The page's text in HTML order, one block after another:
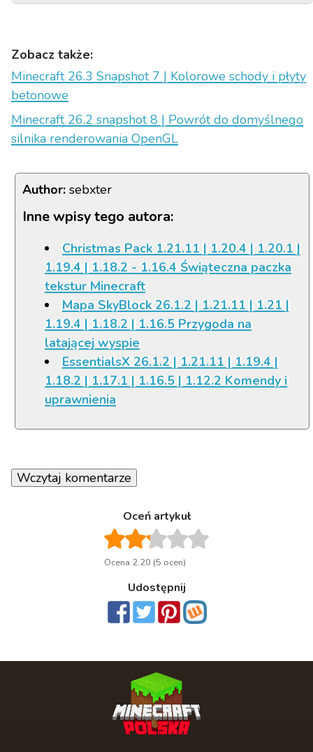
Zobacz także:
Minecraft 26.3 Snapshot 7 | Kolorowe schody i płyty
betonowe
Minecraft 26.2 snapshot 8 | Powrót do domyślnego
silnika renderowania OpenGL
Author: sebxter
Inne wpisy tego autora:
Christmas Pack 1.21.11 | 1.20.4 | 1.20.1 |
1.19.4 | 1.18.2 - 1.16.4 Świąteczna paczka
tekstur Minecraft
Mapa SkyBlock 26.1.2 | 1.21.11 | 1.21 |
1.19.4 | 1.18.2 | 1.16.5 Przygoda na
latającej wyspie
EssentialsX 26.1.2 | 1.21.11 | 1.19.4 |
1.18.2 | 1.17.1 | 1.16.5 | 1.12.2 Komendy i
uprawnienia
Wczytaj komentarze
Oceń artykuł
Ocena 2.20 (5 ocen)
Udostępnij